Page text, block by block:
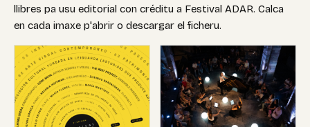
llibres pa usu editorial con créditu a Festival ADAR. Calca
en cada imaxe p'abrir o descargar el ficheru.